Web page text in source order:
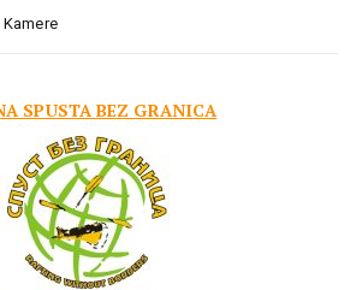
SPUSTA BEZ GRANICA